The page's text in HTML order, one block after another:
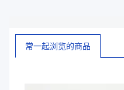
常一起浏览的商品